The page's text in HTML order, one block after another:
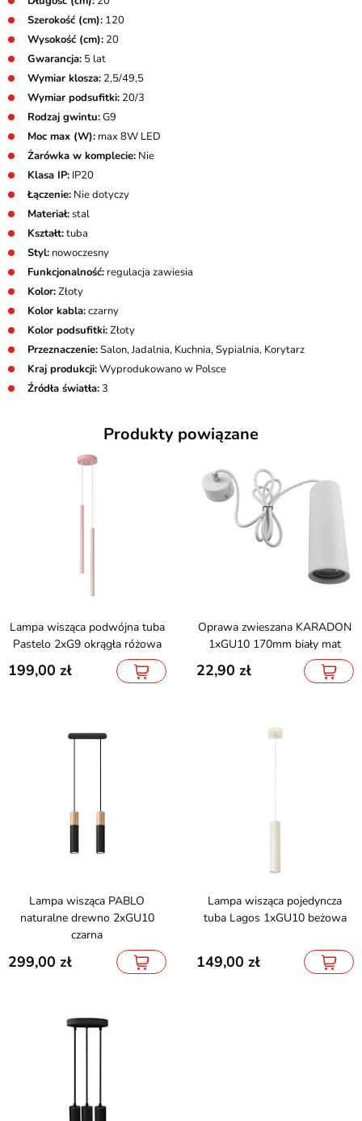
Szerokość (cm): 120
Wysokość (cm): 20
Gwarancja: 5 lat
Wymiar klosza: 2,5/49,5
Wymiar podsufitki: 20/3
Rodzaj gwintu:G9
Moc max (W): max 8W LED
Żarówka w komplecie: Nie
Klasa IP: IP20
Łączenie: Nie dotyczy
Materiał:stal
Kształt:tuba
Styl: nowoczesny
Funkcjonalność: regulacja zawiesia
Kolor:Złoty
Kolor kabla:czarny
Kolor podsufitki:Złoty
Przeznaczenie:Salon, Jadalnia, Kuchnia, Sypialnia, Korytarz
Kraj produkcji:Wyprodukowano w Polsce
Źródła światła:3
Produkty powiązane
Lampa wisząca podwójna tuba
Pastelo 2xG9 okrągła różowa
199,00
Oprawa zwieszana KARADON
1xGU10 170mm biały mat
22,90
Lampa wisząca PABLO
naturalne drewno 2xGU10
czarna
299,00
Lampa wisząca pojedyncza
tuba Lagos 1xGU10 beżowa
149,00